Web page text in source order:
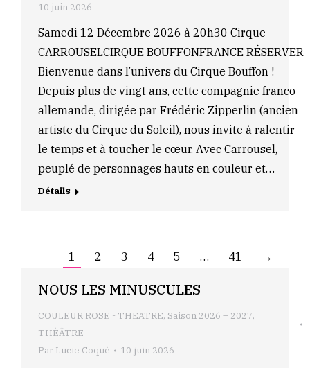
10 juin 2026
Samedi 12 Décembre 2026 à 20h30 Cirque
CARROUSELCIRQUE BOUFFONFRANCE RÉSERVER
Bienvenue dans l’univers du Cirque Bouffon !
Depuis plus de vingt ans, cette compagnie franco-
allemande, dirigée par Frédéric Zipperlin (ancien
artiste du Cirque du Soleil), nous invite à ralentir
le temps et à toucher le cœur. Avec Carrousel,
peuplé de personnages hauts en couleur et…
Détails
1 2 3 4 5 … 41 →
NOUS LES MINUSCULES
COULEUR ROSE - THEATRE, Saison 2026 – 2027,
THÉÂTRE
Par Lucie Coqué 10 juin 2026